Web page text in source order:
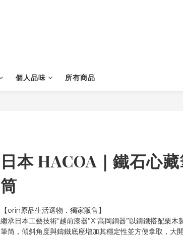
個人品味 所有商品
日本 HACOA｜鐵石心
筒
【orin原品生活選物．獨家販售】
繼承日本工藝技術“越前漆器”X“高岡銅器”以鑄鐵搭配栗木
筆筒，傾斜角度與鑄鐵底座增加其穩定性並方便拿取，大